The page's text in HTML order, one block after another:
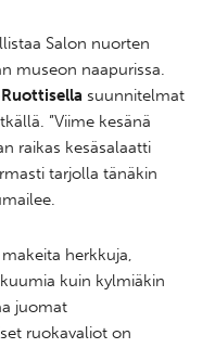
Salon nuorten
museon naapurissa.
suunnitelmat
”Viime kesänä
raikas kesäsalaatti
tarjolla tänäkin
herkkuja,
kuin kylmiäkin
juomat
ruokavaliot on